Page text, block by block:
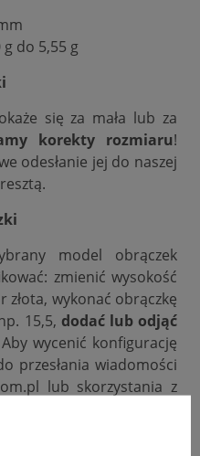
do 5,55 g
się za mała lub za
korekty rozmiaru!
odesłanie jej do naszej
model obrączek
zmienić wysokość
wykonać obrączkę
15,5, dodać lub odjąć
wycenić konfigurację
przesłania wiadomości
lub skorzystania z